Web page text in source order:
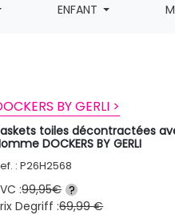
ENFANT
BY GERLI >
toiles décontractées
DOCKERS BY GERLI
: P26H2568
:99,95€ ?
Degriff :69,99 €